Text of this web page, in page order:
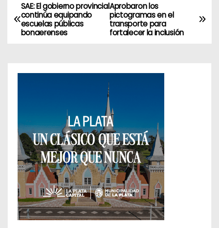
N
a
e
c
ó
n
d
Aprobaron los
pictogramas en el
transporte para
fortalecer la inclusión
SAE: El gobierno provincial
continúa equipando
escuelas públicas
bonaerenses